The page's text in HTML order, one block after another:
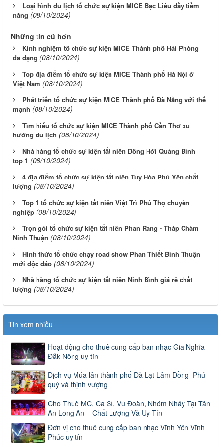
Loại hình du lịch tổ chức sự kiện MICE Bạc Liêu đầy tiềm
năng (08/10/2024)
Những tin cũ hơn
Kinh nghiệm tổ chức sự kiện MICE Thành phố Hải Phòng
đa dạng (08/10/2024)
Top địa điểm tổ chức sự kiện MICE Thành phố Hà Nội ở
Việt Nam (08/10/2024)
Phát triển tổ chức sự kiện MICE Thành phố Đà Nẵng với thế
mạnh (08/10/2024)
Tìm hiểu tổ chức sự kiện MICE Thành phố Cần Thơ xu
hướng du lịch (08/10/2024)
Nhà hàng tổ chức sự kiện tất niên Đồng Hới Quảng Bình
top 1 (08/10/2024)
4 địa điểm tổ chức sự kiện tất niên Tuy Hòa Phú Yên chất
lượng (08/10/2024)
Top 1 tổ chức sự kiện tất niên Việt Trì Phú Thọ chuyên
nghiệp (08/10/2024)
Trọn gói tổ chức sự kiện tất niên Phan Rang - Tháp Chàm
Ninh Thuận (08/10/2024)
Hình thức tổ chức chạy road show Phan Thiết Bình Thuận
mới độc đáo (08/10/2024)
Nhà hàng tổ chức sự kiện tất niên Ninh Bình giá rẻ chất
lượng (08/10/2024)
Tin xem nhiều
Hoạt động cho thuê cung cấp ban nhạc Gia Nghĩa
Đắk Nông uy tín
Dịch vụ Múa lân thành phố Đà Lạt Lâm Đồng–Phú
quý và thịnh vượng
Cho Thuê MC, Ca Sĩ, Vũ Đoàn, Nhóm Nhảy Tại Tân
An Long An – Chất Lượng Và Uy Tín
Đơn vị cho thuê cung cấp ban nhạc Vĩnh Yên Vĩnh
Phúc uy tín